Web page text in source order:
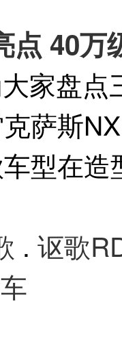
点 40万
家盘
萨斯
型在
. 讴歌